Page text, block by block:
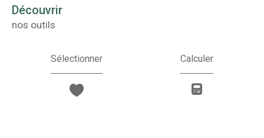
découvrir
nos outils
Sélectionner Calculer